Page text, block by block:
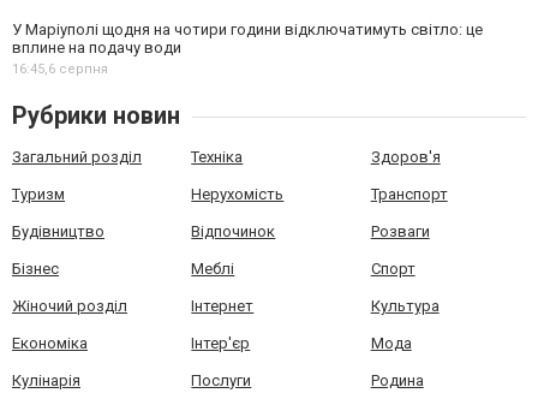
У Маріуполі щодня на чотири години відключатимуть світло: це
вплине на подачу води
16:45,6 серпня
Рубрики новин
Загальний розділ Техніка Здоров'я
Туризм Нерухомість Транспорт
Будівництво Відпочинок Розваги
Бізнес Меблі Спорт
Жіночий розділ Інтернет Культура
Економіка Інтер'єр Мода
Кулінарія Послуги Родина